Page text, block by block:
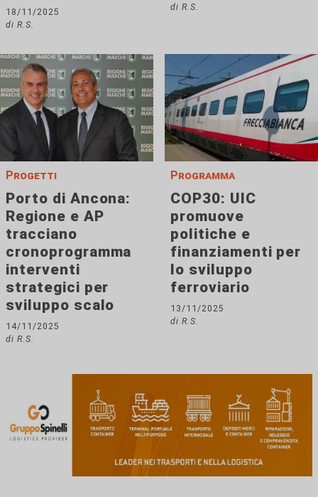
18/11/2025
di R.S.
di R.S.
Progetti
Porto di Ancona:
Regione e AP
tracciano
cronoprogramma
interventi
strategici per
sviluppo scalo
14/11/2025
di R.S.
Programma
COP30: UIC
promuove
politiche e
finanziamenti per
lo sviluppo
ferroviario
13/11/2025
di R.S.